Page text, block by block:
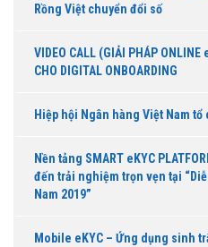
Rồng Việt chuyển đổi số
VIDEO CALL (GIẢI PHÁP ONLINE
CHO DIGITAL ONBOARDING
Hiệp hội Ngân hàng Việt Nam tổ
Nền tảng SMART eKYC
đến trải nghiệm trọn vẹn tại
Nam 2019”
Mobile eKYC – Ứng dụng sinh